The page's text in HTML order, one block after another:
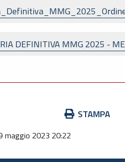
DEFINITIVA MMG 2025 -
STAMPA
maggio 2023 20:22